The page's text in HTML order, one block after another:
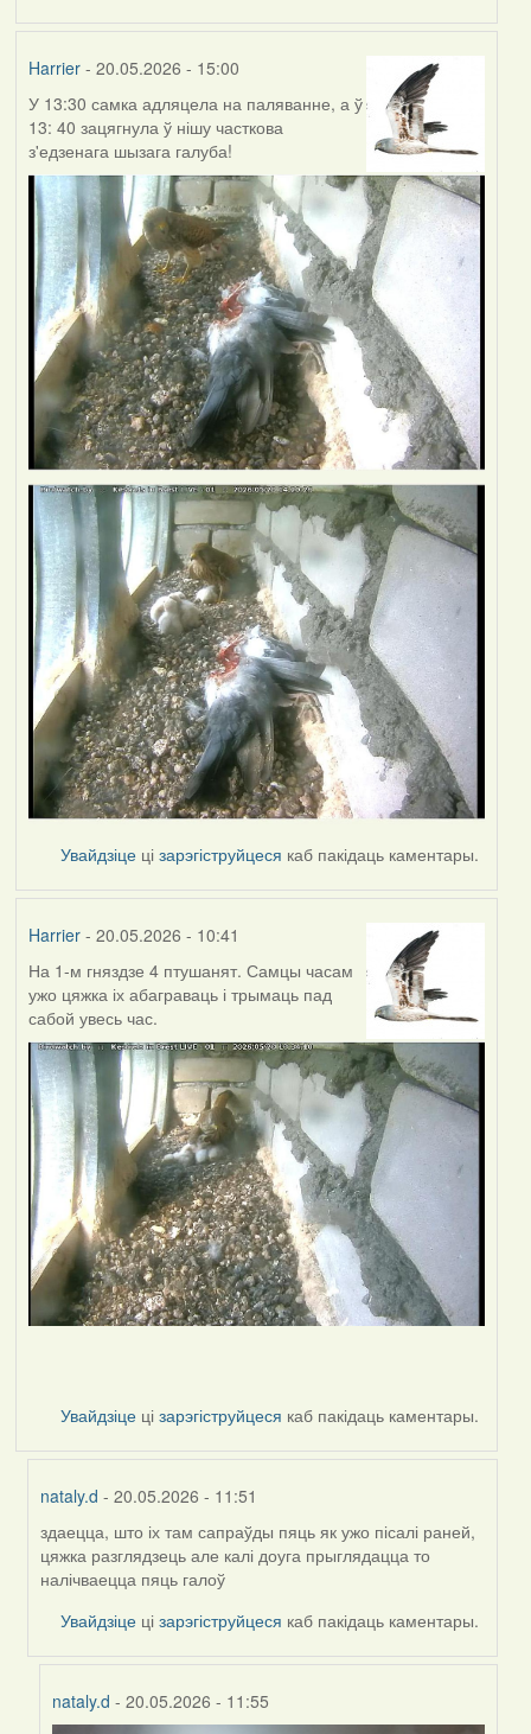
Harrier- 20.05.2026 - 15:00
У 13:30 самка адляцела на паляванне, а ў
13: 40 зацягнула ў нішу часткова
з'едзенага шызага галуба!
Увайдзіце цізарэгіструйцеся каб пакідаць каментары.
Harrier- 20.05.2026 - 10:41
На 1-м гняздзе 4 птушанят. Самцы часам
ужо цяжка іх абаграваць і трымаць пад
сабой увесь час.
Увайдзіце цізарэгіструйцеся каб пакідаць каментары.
nataly.d - 20.05.2026 - 11:51
In
reply
to
здаецца, што іх там сапраўды пяць як ужо пісалі раней,
цяжка разглядзець але калі доуга прыглядацца то
налічваецца пяць галоў
Увайдзіце цізарэгіструйцеся каб пакідаць каментары.
nataly.d - 20.05.2026 - 11:55